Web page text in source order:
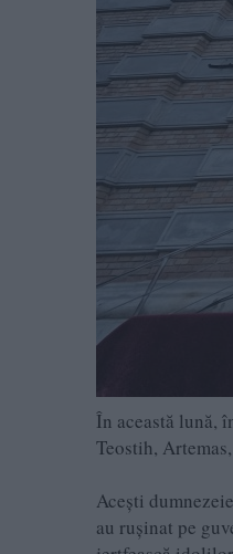
În această lună,
Teostih,
Aceşti
au ruşinat pe